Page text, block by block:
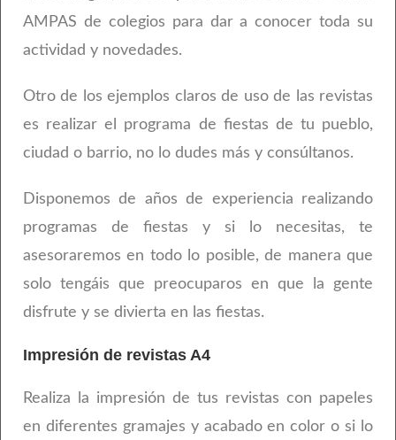
AMPAS de colegios para dar a conocer toda su
actividad y novedades.
Otro de los ejemplos claros de uso de las revistas
es realizar el programa de fiestas de tu pueblo,
ciudad o barrio, no lo dudes más y consúltanos.
Disponemos de años de experiencia realizando
programas de fiestas y si lo necesitas, te
asesoraremos en todo lo posible, de manera que
solo tengáis que preocuparos en que la gente
disfrute y se divierta en las fiestas.
Impresión de revistas A4
Realiza la impresión de tus revistas con papeles
en diferentes gramajes y acabado en color o si lo